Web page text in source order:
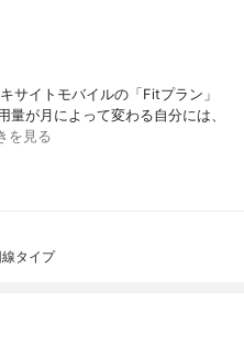
サイトモバイルの「Fitプラン」
が月によって変わる自分には、
を見る
タイプ